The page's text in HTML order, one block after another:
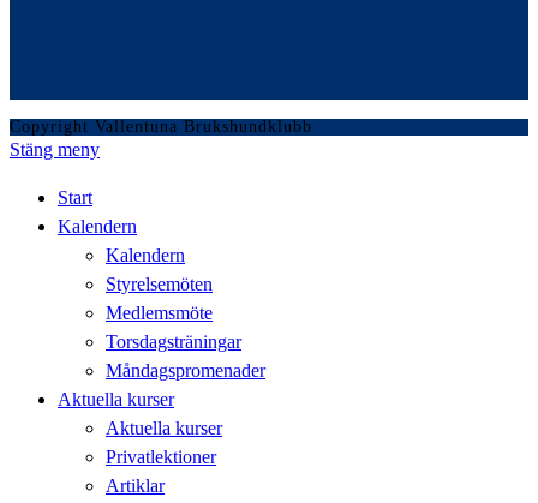
Copyright Vallentuna Brukshundklubb
Stäng meny
Start
Kalendern
Kalendern
Styrelsemöten
Medlemsmöte
Torsdagsträningar
Måndagspromenader
Aktuella kurser
Aktuella kurser
Privatlektioner
Artiklar